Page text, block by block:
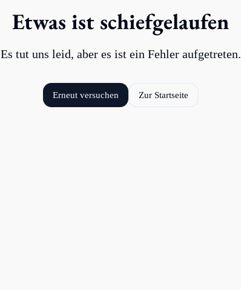
Etwas ist schiefgelaufen
Es tut uns leid, aber es ist ein Fehler aufgetreten.
Erneut versuchen Zur Startseite